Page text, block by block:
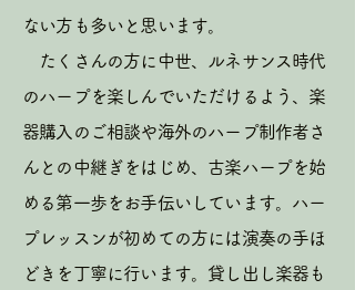
ない方も多いと思います。
たくさんの方に中世、ルネサンス時代
のハープを楽しんでいただけるよう、楽
器購入のご相談や海外のハープ制作者さ
んとの中継ぎをはじめ、古楽ハープを始
める第一歩をお手伝いしています。ハー
プレッスンが初めての方には演奏の手ほ
どきを丁寧に行います。貸し出し楽器も